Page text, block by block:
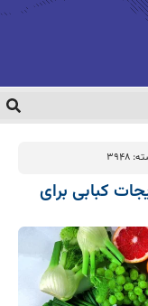
کبابی برای